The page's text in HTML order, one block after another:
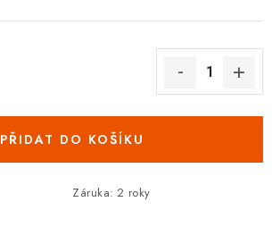
PŘIDAT DO KOŠÍKU
Záruka: 2 roky